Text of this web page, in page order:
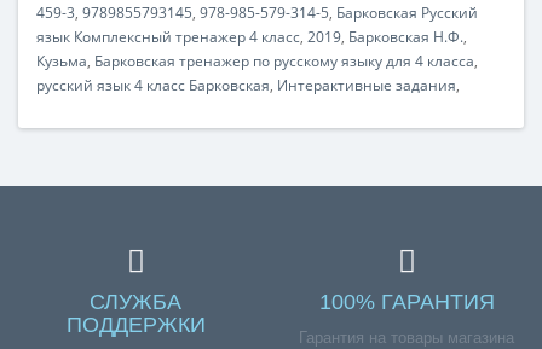
459-3, 9789855793145, 978-985-579-314-5, Барковская Русский
язык Комплексный тренажер 4 класс, 2019, Барковская Н.Ф.,
Кузьма, Барковская тренажер по русскому языку для 4 класса,
русский язык 4 класс Барковская, Интерактивные задания,
СЛУЖБА
ПОДДЕРЖКИ
100% ГАРАНТИЯ
Гарантия на товары магазина